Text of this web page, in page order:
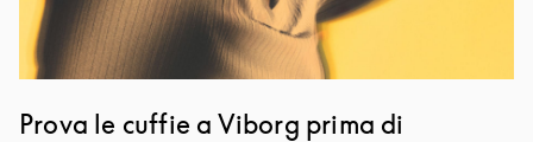
Prova le cuffie a Viborg prima di